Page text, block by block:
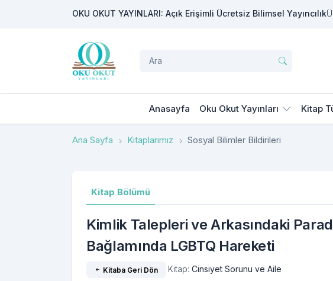
OKU OKUT YAYINLARI: Açık Erişimli Ücretsiz Bilimsel Yayıncılık
Anasayfa Oku Okut Yayınları Kitap
Ana Sayfa Kitaplarımız Sosyal Bilimler Bildirileri
Kitap Bölümü
Kimlik Talepleri ve Arkasındaki
Bağlamında LGBTQ Hareketi
Kitaba Geri Dön Kitap: Cinsiyet Sorunu ve Aile